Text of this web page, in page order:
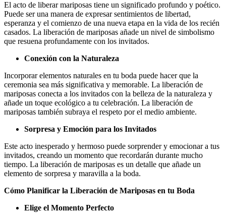
El acto de liberar mariposas tiene un significado profundo y poético.
Puede ser una manera de expresar sentimientos de libertad,
esperanza y el comienzo de una nueva etapa en la vida de los recién
casados. La liberación de mariposas añade un nivel de simbolismo
que resuena profundamente con los invitados.
Conexión con la Naturaleza
Incorporar elementos naturales en tu boda puede hacer que la
ceremonia sea más significativa y memorable. La liberación de
mariposas conecta a los invitados con la belleza de la naturaleza y
añade un toque ecológico a tu celebración. La liberación de
mariposas también subraya el respeto por el medio ambiente.
Sorpresa y Emoción para los Invitados
Este acto inesperado y hermoso puede sorprender y emocionar a tus
invitados, creando un momento que recordarán durante mucho
tiempo. La liberación de mariposas es un detalle que añade un
elemento de sorpresa y maravilla a la boda.
Cómo Planificar la Liberación de Mariposas en tu Boda
Elige el Momento Perfecto